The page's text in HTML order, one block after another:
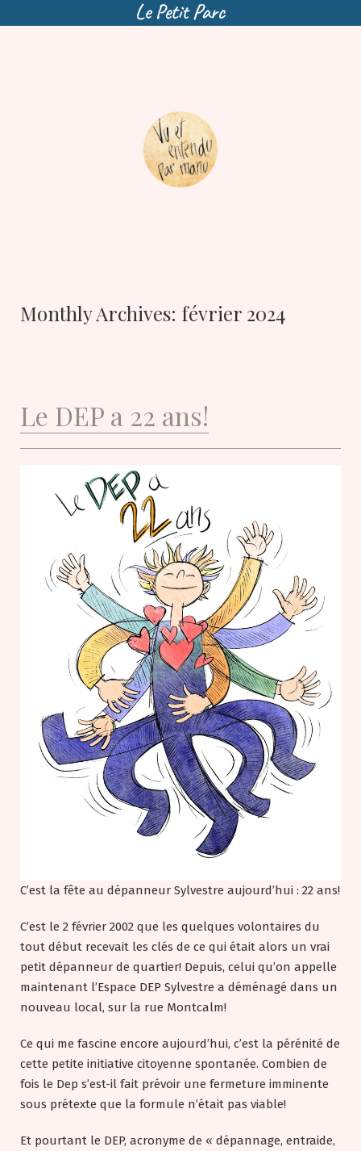
Monthly Archives: février 2024
Le DEP a 22 ans!
C’est la fête au dépanneur Sylvestre aujourd’hui : 22 ans!
C’est le 2 février 2002 que les quelques volontaires du
tout début recevait les clés de ce qui était alors un vrai
petit dépanneur de quartier! Depuis, celui qu’on appelle
maintenant l’Espace DEP Sylvestre a déménagé dans un
nouveau local, sur la rue Montcalm!
Ce qui me fascine encore aujourd’hui, c’est la pérénité de
cette petite initiative citoyenne spontanée. Combien de
fois le Dep s’est-il fait prévoir une fermeture imminente
sous prétexte que la formule n’était pas viable!
Et pourtant le DEP, acronyme de « dépannage, entraide,